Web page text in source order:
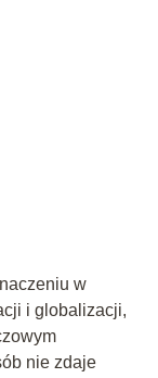
w
i globalizacji,
nie zdaje